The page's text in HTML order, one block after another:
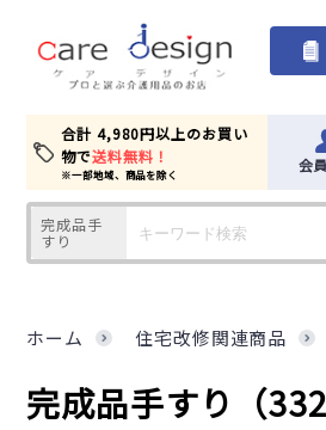
合計 4,980円以上のお買い
物で送料無料！
※一部地域、商品を除く 会
完成品手
すり
ホーム 住宅改修関連商品
完成品手すり （